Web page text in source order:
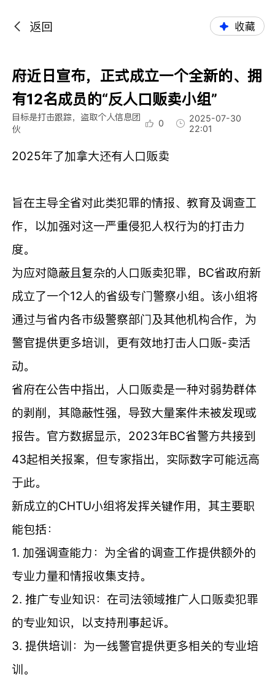
返回 收藏
府近日宣布，正式成立一个全新的、拥
有12名成员的“反人口贩卖小组”
目标是打击跟踪，盗取个人信息团
伙
0
2025-07-30
22:01
2025年了加拿大还有人口贩卖
旨在主导全省对此类犯罪的情报、教育及调查工
作，以加强对这一严重侵犯人权行为的打击力
度。
为应对隐蔽且复杂的人口贩卖犯罪，BC省政府新
成立了一个12人的省级专门警察小组。该小组将
通过与省内各市级警察部门及其他机构合作，为
警官提供更多培训，更有效地打击人口贩-卖活
动。
省府在公告中指出，人口贩卖是一种对弱势群体
的剥削，其隐蔽性强，导致大量案件未被发现或
报告。官方数据显示，2023年BC省警方共接到
43起相关报案，但专家指出，实际数字可能远高
于此。
新成立的CHTU小组将发挥关键作用，其主要职
能包括：
1. 加强调查能力：为全省的调查工作提供额外的
专业力量和情报收集支持。
2. 推广专业知识：在司法领域推广人口贩卖犯罪
的专业知识，以支持刑事起诉。
3. 提供培训：为一线警官提供更多相关的专业培
训。